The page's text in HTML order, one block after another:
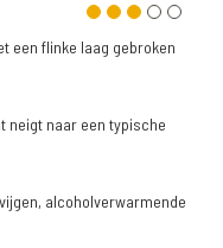
een flinke laag gebroken
neigt naar een typische
alcoholverwarmende